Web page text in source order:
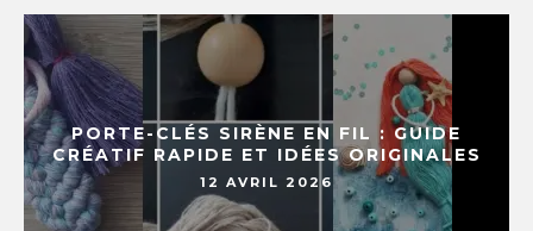
PORTE-CLÉS SIRÈNE EN FIL : GUIDE
CRÉATIF RAPIDE ET IDÉES ORIGINALES
12 AVRIL 2026